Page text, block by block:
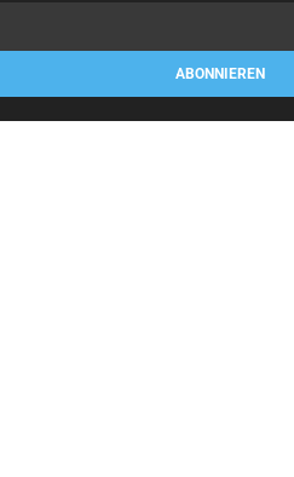
ABONNIEREN